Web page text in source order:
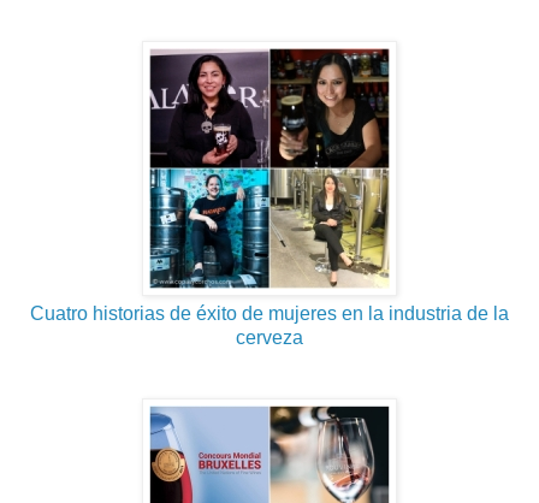
Cuatro historias de éxito de mujeres en la industria de la
cerveza